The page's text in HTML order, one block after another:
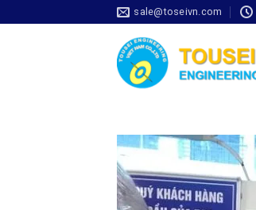
sale@toseivn.com